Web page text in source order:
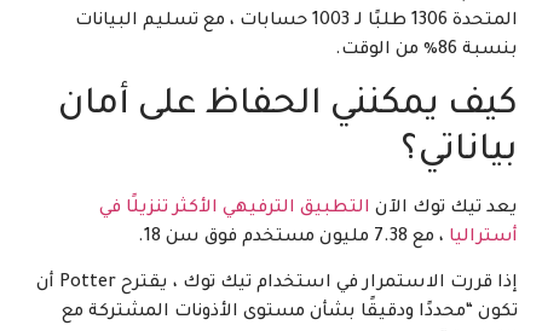
المتحدة 1306 طلبًا لـ 1003 حسابات ، مع تسليم البيانات
بنسبة 86٪ من الوقت.
كيف يمكنني الحفاظ على أمان
بياناتي؟
يعد تيك توك الآن التطبيق الترفيهي الأكثر تنزيلًا في
أستراليا ، مع 7.38 مليون مستخدم فوق سن 18.
إذا قررت الاستمرار في استخدام تيك توك ، يقترح Potter أن
تكون “محددًا ودقيقًا بشأن مستوى الأذونات المشتركة مع